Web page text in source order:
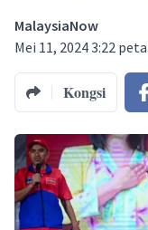
MalaysiaNow
Mei 11, 2024 3:22
Kongsi